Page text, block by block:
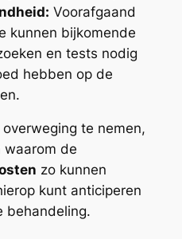
Voorafgaand
kunnen bijkomende
en tests nodig
hebben op de
te nemen,
waarom de
zo kunnen
kunt anticiperen
behandeling.